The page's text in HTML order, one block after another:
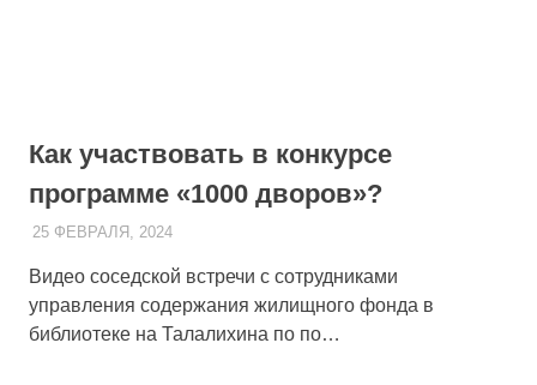
Как участвовать в конкурсе
программе «1000 дворов»?
25 ФЕВРАЛЯ, 2024ADMIN
Видео соседской встречи с сотрудниками
управления содержания жилищного фонда в
библиотеке на Талалихина по по…